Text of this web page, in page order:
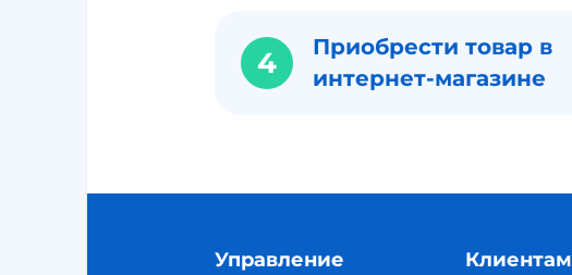
4
Приобрести товар в
интернет-магазине
Управление
Клиентам